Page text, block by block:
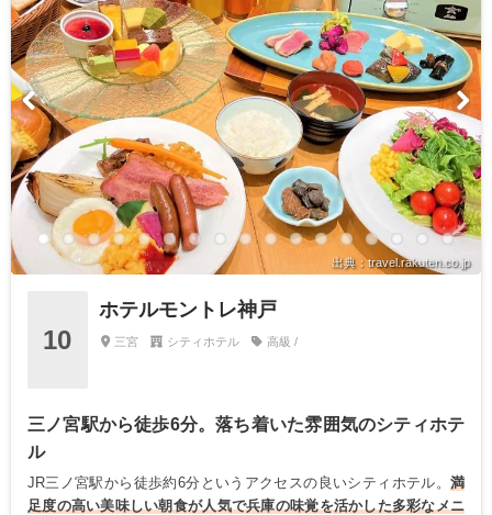
出典：travel.rakuten.co.jp
10
ホテルモントレ神戸
三宮 シティホテル 高級 /
三ノ宮駅から徒歩6分。落ち着いた雰囲気のシティホテ
ル
JR三ノ宮駅から徒歩約6分というアクセスの良いシティホテル。満
足度の高い美味しい朝食が人気で兵庫の味覚を活かした多彩なメニ